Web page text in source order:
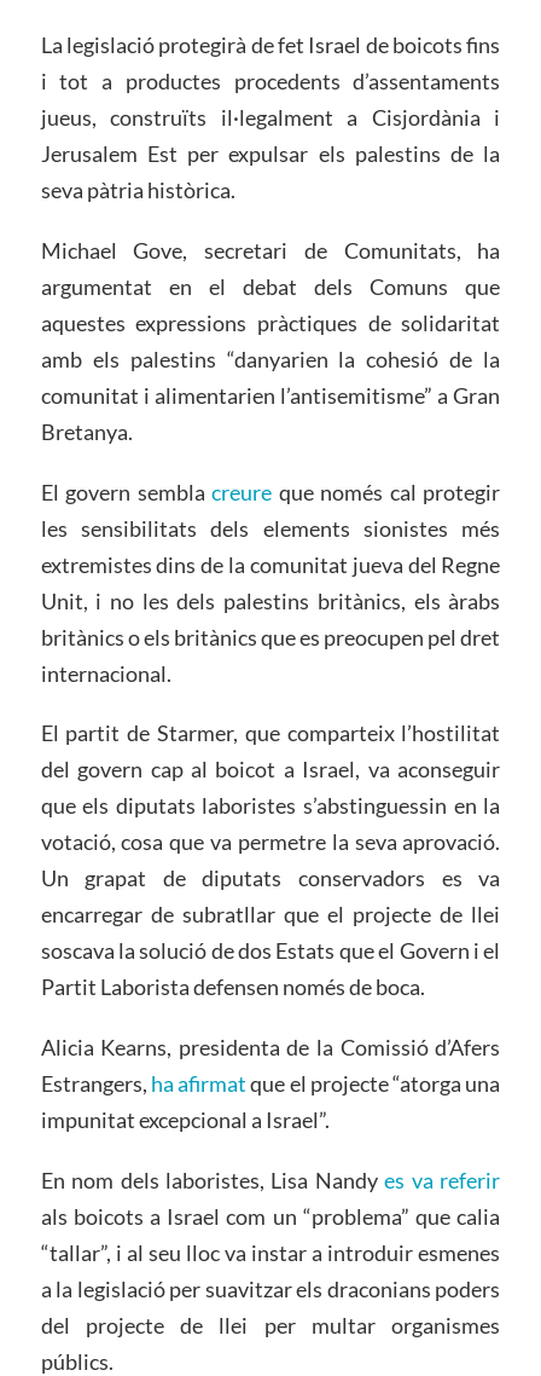
La legislació protegirà de fet Israel de boicots fins
i tot a productes procedents d’assentaments
jueus, construïts il·legalment a Cisjordània i
Jerusalem Est per expulsar els palestins de la
seva pàtria històrica.
Michael Gove, secretari de Comunitats, ha
argumentat en el debat dels Comuns que
aquestes expressions pràctiques de solidaritat
amb els palestins “danyarien la cohesió de la
comunitat i alimentarien l’antisemitisme” a Gran
Bretanya.
El govern semblacreure que només cal protegir
les sensibilitats dels elements sionistes més
extremistes dins de la comunitat jueva del Regne
Unit, i no les dels palestins britànics, els àrabs
britànics o els britànics que es preocupen pel dret
internacional.
El partit de Starmer, que comparteix l’hostilitat
del govern cap al boicot a Israel, va aconseguir
que els diputats laboristes s’abstinguessin en la
votació, cosa que va permetre la seva aprovació.
Un grapat de diputats conservadors es va
encarregar de subratllar que el projecte de llei
soscava la solució de dos Estats que el Govern i el
Partit Laborista defensen només de boca.
Alicia Kearns, presidenta de la Comissió d’Afers
Estrangers, ha afirmatque el projecte “atorga una
impunitat excepcional a Israel”.
En nom dels laboristes, Lisa Nandyes va referir
als boicots a Israel com un “problema” que calia
“tallar”, i al seu lloc va instar a introduir esmenes
a la legislació per suavitzar els draconians poders
del projecte de llei per multar organismes
públics.